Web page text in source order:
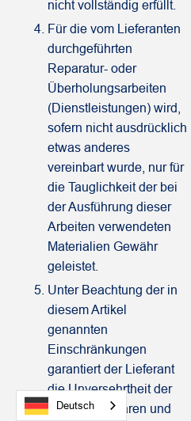
nicht vollständig erfüllt.
Für die vom Lieferanten
durchgeführten
Reparatur- oder
Überholungsarbeiten
(Dienstleistungen) wird,
sofern nicht ausdrücklich
etwas anderes
vereinbart wurde, nur für
die Tauglichkeit der bei
der Ausführung dieser
Arbeiten verwendeten
Materialien Gewähr
geleistet.
Unter Beachtung der in
diesem Artikel
genannten
Einschränkungen
garantiert der Lieferant
die Unversehrtheit der
gelieferten Waren und
Deutsch